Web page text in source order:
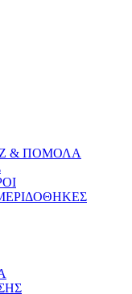
& ΠΟΜΟΛΑ